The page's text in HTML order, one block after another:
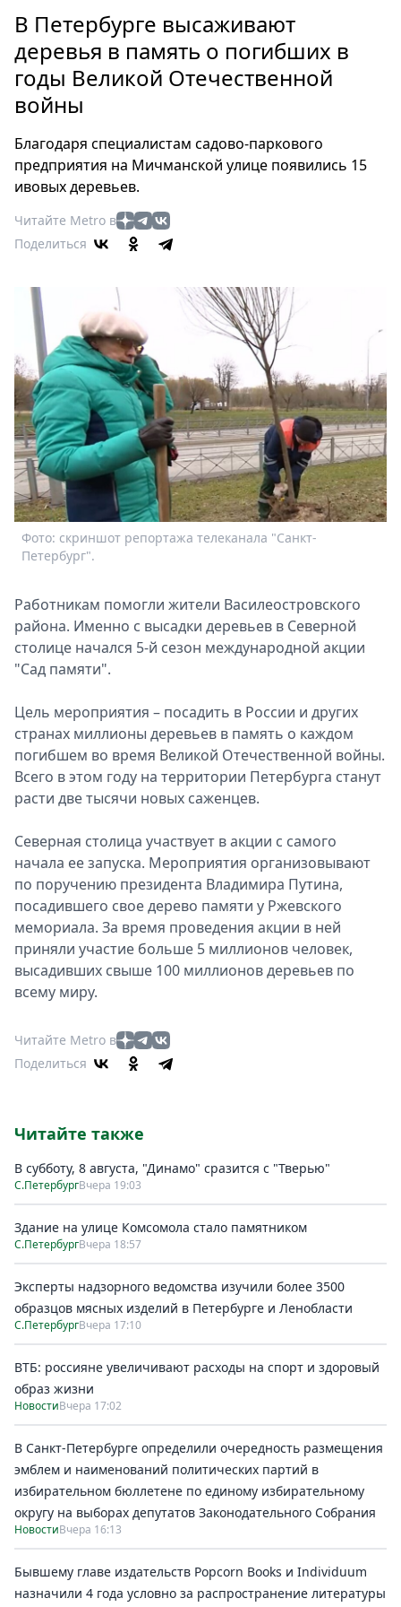
Россия
Мир
Здоровье
Мода
Театр
Кино
Афиша
Книги
Пресс-
релизы
О
Metro
Стримы
Спецпроекты
Звезды
Выборы
2026
Скачай
В Петербурге высаживают
деревья в память о погибших в
годы Великой Отечественной
войны
Благодаря специалистам садово-паркового
предприятия на Мичманской улице появились 15
ивовых деревьев.
Читайте Metro в
Поделиться
Фото: скриншот репортажа телеканала "Санкт-
Петербург".
Работникам помогли жители Василеостровского
района. Именно с высадки деревьев в Северной
столице начался 5-й сезон международной акции
"Сад памяти".
Цель мероприятия – посадить в России и других
странах миллионы деревьев в память о каждом
погибшем во время Великой Отечественной войны.
Всего в этом году на территории Петербурга станут
расти две тысячи новых саженцев.
Северная столица участвует в акции с самого
начала ее запуска. Мероприятия организовывают
по поручению президента Владимира Путина,
посадившего свое дерево памяти у Ржевского
мемориала. За время проведения акции в ней
приняли участие больше 5 миллионов человек,
высадивших свыше 100 миллионов деревьев по
всему миру.
Читайте Metro в
Поделиться
Читайте также
В субботу, 8 августа, "Динамо" сразится с "Тверью"
С.ПетербургВчера 19:03
Здание на улице Комсомола стало памятником
С.ПетербургВчера 18:57
Эксперты надзорного ведомства изучили более 3500
образцов мясных изделий в Петербурге и Ленобласти
С.ПетербургВчера 17:10
ВТБ: россияне увеличивают расходы на спорт и здоровый
образ жизни
НовостиВчера 17:02
В Санкт-Петербурге определили очередность размещения
эмблем и наименований политических партий в
избирательном бюллетене по единому избирательному
округу на выборах депутатов Законодательного Собрания
НовостиВчера 16:13
Бывшему главе издательств Popcorn Books и Individuum
назначили 4 года условно за распространение литературы